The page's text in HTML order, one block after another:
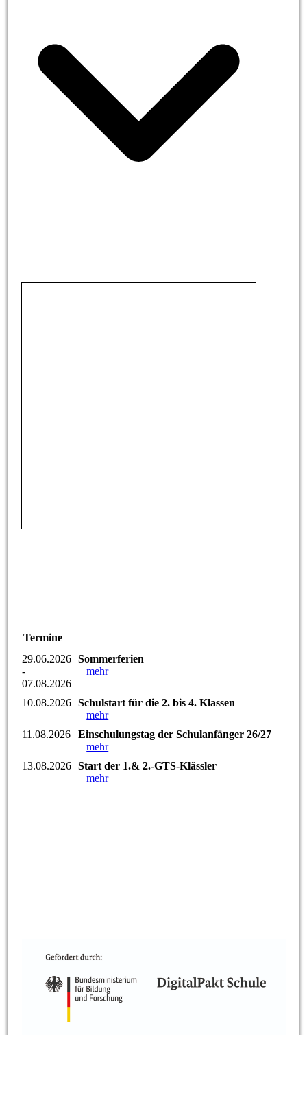
Termine
29.06.2026
-
07.08.2026
Sommerferien
mehr
10.08.2026
Schulstart für die 2. bis 4. Klassen
mehr
11.08.2026
Einschulungstag der Schulanfänger 26/27
mehr
13.08.2026
Start der 1.& 2.-GTS-Klässler
mehr